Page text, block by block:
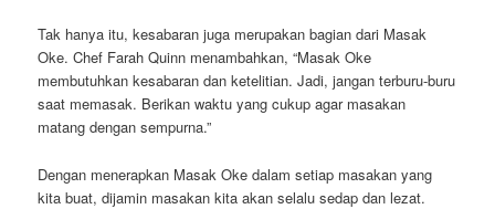
Tak hanya itu, kesabaran juga merupakan bagian dari Masak
Oke. Chef Farah Quinn menambahkan, “Masak Oke
membutuhkan kesabaran dan ketelitian. Jadi, jangan terburu-buru
saat memasak. Berikan waktu yang cukup agar masakan
matang dengan sempurna.”
Dengan menerapkan Masak Oke dalam setiap masakan yang
kita buat, dijamin masakan kita akan selalu sedap dan lezat.